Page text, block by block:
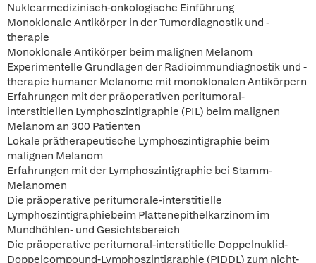
Nuklearmedizinisch-onkologische Einführung
Monoklonale Antikörper in der Tumordiagnostik und -
therapie
Monoklonale Antikörper beim malignen Melanom
Experimentelle Grundlagen der Radioimmundiagnostik und -
therapie humaner Melanome mit monoklonalen Antikörpern
Erfahrungen mit der präoperativen peritumoral-
interstitiellen Lymphoszintigraphie (PIL) beim malignen
Melanom an 300 Patienten
Lokale prätherapeutische Lymphoszintigraphie beim
malignen Melanom
Erfahrungen mit der Lymphoszintigraphie bei Stamm-
Melanomen
Die präoperative peritumorale-interstitielle
Lymphoszintigraphiebeim Plattenepithelkarzinom im
Mundhöhlen- und Gesichtsbereich
Die präoperative peritumoral-interstitielle Doppelnuklid-
Doppelcompound-Lymphoszintigraphie (PIDDL) zum nicht-